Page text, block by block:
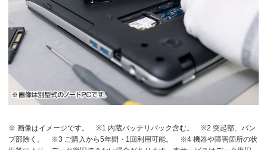
※ 画像はイメージです。 ※1 内蔵バッテリパック含む。
※2 突起部、バン
プ部除く。
※3 ご購入から5年間・1回利用可能。
※4 機器や障害箇所の状